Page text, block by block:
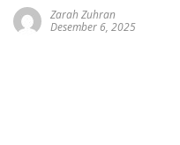
Zarah Zuhran
Desember 6, 2025